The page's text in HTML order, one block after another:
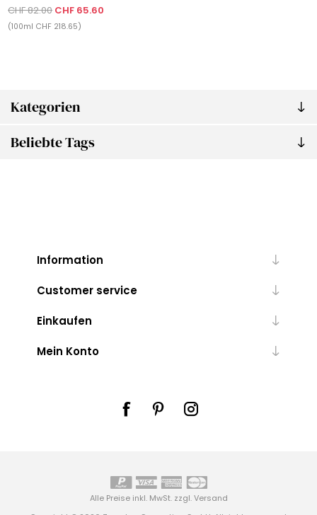
Kategorien
Beliebte Tags
CHF 82.00 CHF 65.60
(100ml CHF 218.65)
Information
Customer service
Einkaufen
Mein Konto
Alle Preise inkl. MwSt. zzgl.Versand